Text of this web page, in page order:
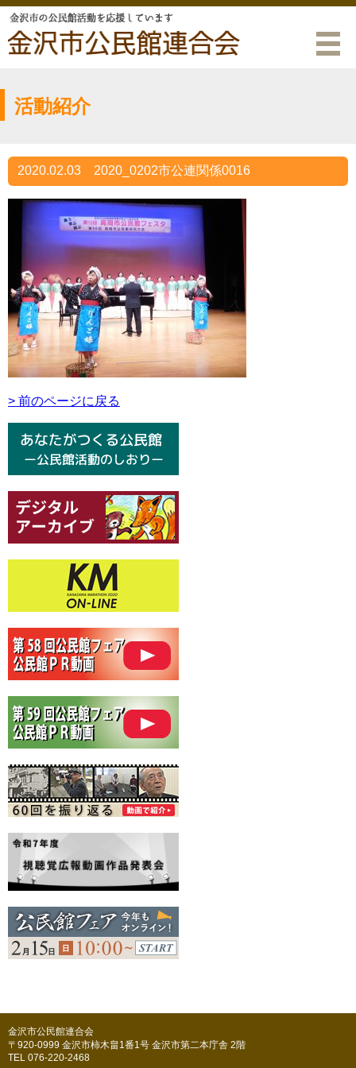
活動紹介
2020.02.03 2020_0202市公連関係0016
> 前のページに戻る
金沢市公民館連合会
〒920-0999 金沢市柿木畠1番1号 金沢市第二本庁舎 2階
TEL 076-220-2468